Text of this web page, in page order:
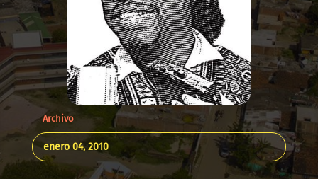
Archivo
enero 04, 2010